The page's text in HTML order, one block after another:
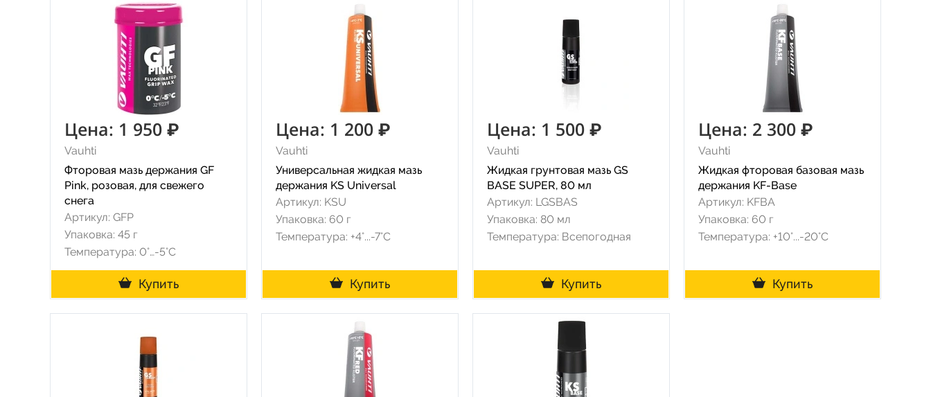
Цена: 1 950 ₽
Vauhti
Фторовая мазь держания GF
Pink, розовая, для свежего
снега
Артикул: GFP
Упаковка: 45 г
Температура: 0°…-5°C
Купить
Цена: 1 200 ₽
Vauhti
Универсальная жидкая мазь
держания KS Universal
Артикул: KSU
Упаковка: 60 г
Температура: +4°...-7°С
Купить
Цена: 1 500 ₽
Vauhti
Жидкая грунтовая мазь GS
BASE SUPER, 80 мл
Артикул: LGSBAS
Упаковка: 80 мл
Температура: Всепогодная
Купить
Цена: 2 300 ₽
Vauhti
Жидкая фторовая базовая мазь
держания KF-Base
Артикул: KFBA
Упаковка: 60 г
Температура: +10°...-20°С
Купить